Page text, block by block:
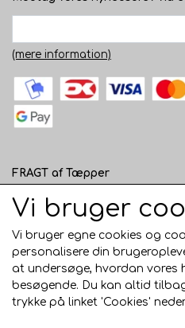
(mere information)
FRAGT af Tæpper
1 - 120 cm bred - 49 kr. til
hjemmelevering
121 - 200 cm bred - 99 kr.
Over 200 cm bred - KUN
AFHENTNING I HORSENS -
Vi bruger
Vi bruger egne cookies og
personalisere din
at undersøge, hvordan vores
besøgende. Du kan altid
trykke på linket 'Cookies'